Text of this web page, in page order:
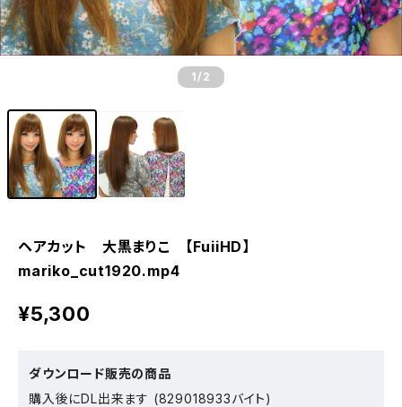
1 /2
ヘアカット 大黒まりこ 【FuiiHD】
mariko_cut1920.mp4
¥5,300
ダウンロード販売の商品
購入後にDL出来ます (829018933バイト)